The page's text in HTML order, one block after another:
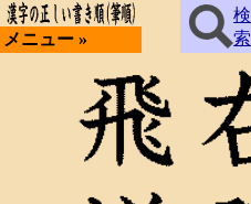
メニュー »
検
索